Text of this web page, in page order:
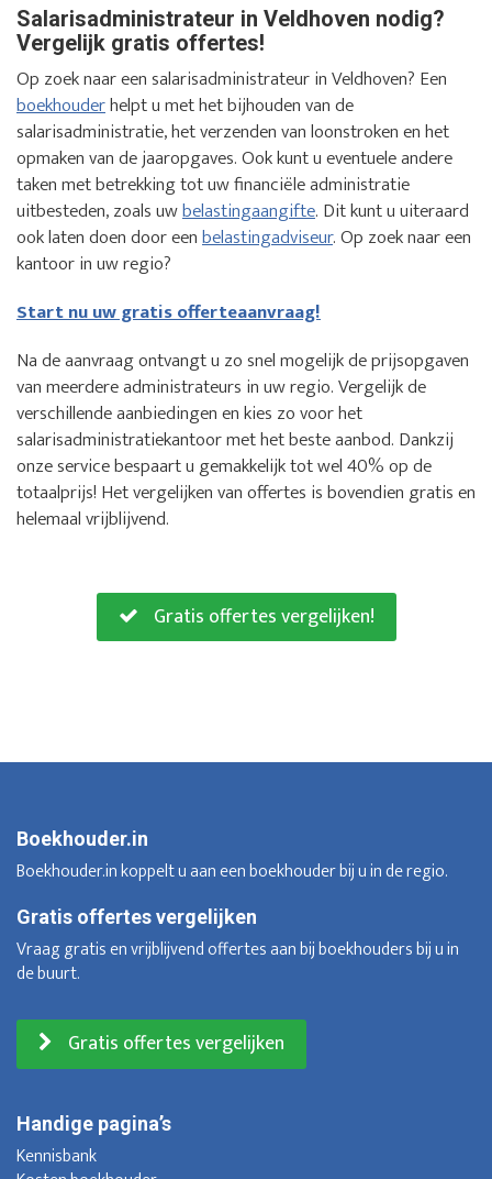
Salarisadministrateur in Veldhoven nodig?
Vergelijk gratis offertes!
Op zoek naar een salarisadministrateur in Veldhoven? Een
boekhouderhelpt u met het bijhouden van de
salarisadministratie, het verzenden van loonstroken en het
opmaken van de jaaropgaves. Ook kunt u eventuele andere
taken met betrekking tot uw financiële administratie
uitbesteden, zoals uwbelastingaangifte. Dit kunt u uiteraard
ook laten doen door eenbelastingadviseur. Op zoek naar een
kantoor in uw regio?
Start nu uw gratis offerteaanvraag!
Na de aanvraag ontvangt u zo snel mogelijk de prijsopgaven
van meerdere administrateurs in uw regio. Vergelijk de
verschillende aanbiedingen en kies zo voor het
salarisadministratiekantoor met het beste aanbod. Dankzij
onze service bespaart u gemakkelijk tot wel 40% op de
totaalprijs! Het vergelijken van offertes is bovendien gratis en
helemaal vrijblijvend.
Gratis offertes vergelijken!
Boekhouder.in
Boekhouder.in koppelt u aan een boekhouder bij u in de regio.
Gratis offertes vergelijken
Vraag gratis en vrijblijvend offertes aan bij boekhouders bij u in
de buurt.
Gratis offertes vergelijken
Handige pagina’s
Kennisbank